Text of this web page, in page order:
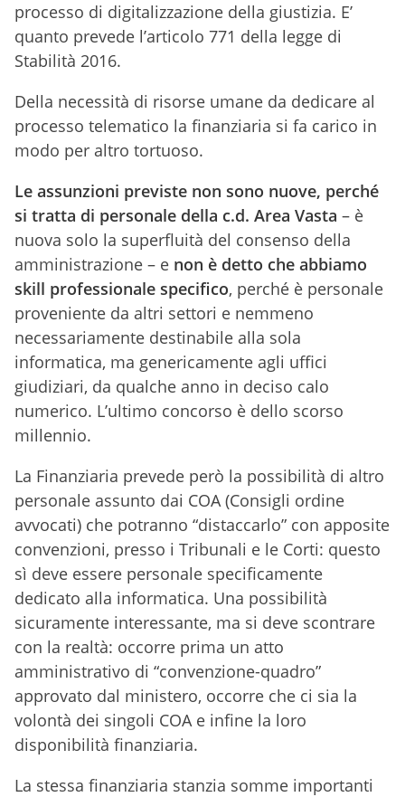
processo di digitalizzazione della giustizia. E’
quanto prevede l’articolo 771 della legge di
Stabilità 2016.
Della necessità di risorse umane da dedicare al
processo telematico la finanziaria si fa carico in
modo per altro tortuoso.
Le assunzioni previste non sono nuove, perché
si tratta di personale della c.d. Area Vasta – è
nuova solo la superfluità del consenso della
amministrazione – e non è detto che abbiamo
skill professionale specifico, perché è personale
proveniente da altri settori e nemmeno
necessariamente destinabile alla sola
informatica, ma genericamente agli uffici
giudiziari, da qualche anno in deciso calo
numerico. L’ultimo concorso è dello scorso
millennio.
La Finanziaria prevede però la possibilità di altro
personale assunto dai COA (Consigli ordine
avvocati) che potranno “distaccarlo” con apposite
convenzioni, presso i Tribunali e le Corti: questo
sì deve essere personale specificamente
dedicato alla informatica. Una possibilità
sicuramente interessante, ma si deve scontrare
con la realtà: occorre prima un atto
amministrativo di “convenzione-quadro”
approvato dal ministero, occorre che ci sia la
volontà dei singoli COA e infine la loro
disponibilità finanziaria.
La stessa finanziaria stanzia somme importanti